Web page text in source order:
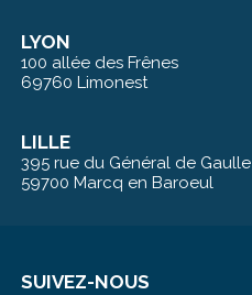
LYON
100 allée des Frênes
69760 Limonest
LILLE
395 rue du Général de Gaulle
59700 Marcq en Baroeul
SUIVEZ-NOUS